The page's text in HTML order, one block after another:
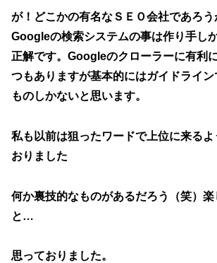
が！どこかの有名なＳＥＯ会社であろ
Googleの検索システムの事は作り手し
正解です。Googleのクローラーに有利
つもありますが基本的にはガイドライ
ものしかないと思います。
私も以前は狙ったワードで上位に来る
おりました
何か裏技的なものがあるだろう（笑）
と…
思っておりました。